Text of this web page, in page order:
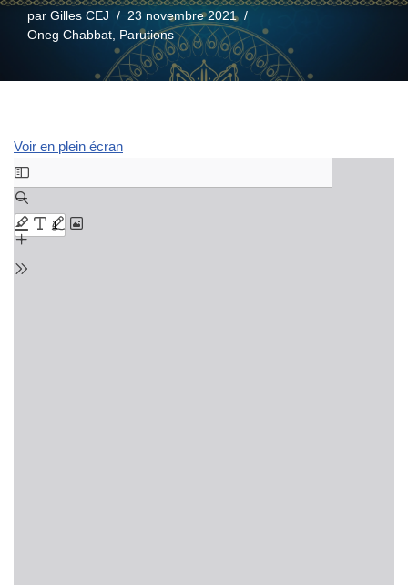
par Gilles CEJ
23 novembre 2021
Oneg Chabbat, Parutions
Voir en plein écran